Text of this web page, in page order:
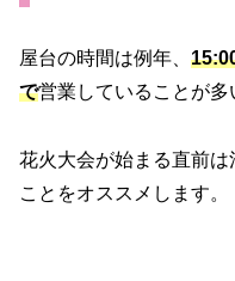
屋台の時間は例年、
で営業していることが多
花火大会が始まる直前は
ことをオススメします。